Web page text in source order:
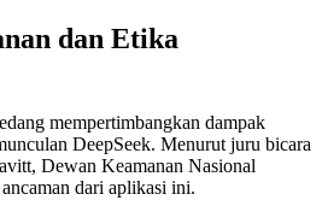
dan Etika
mempertimbangkan dampak
DeepSeek. Menurut juru bicara
Dewan Keamanan Nasional
dari aplikasi ini.